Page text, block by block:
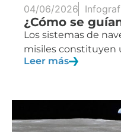
04/06/2026
¿Cómo se
Los sistemas de
misiles constituyen
Leer más